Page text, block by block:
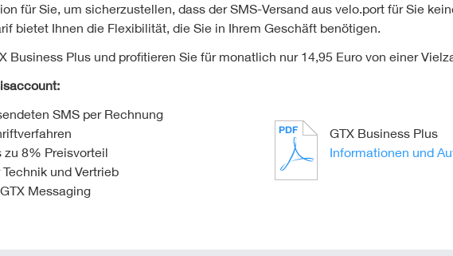
für Sie, um sicherzustellen, dass der SMS-Versand aus velo.port für Sie
bietet Ihnen die Flexibilität, die Sie in Ihrem Geschäft benötigen.
Business Plus und profitieren Sie für monatlich nur 14,95 Euro von einer
SMS per Rechnung
8% Preisvorteil
und Vertrieb
Messaging
GTX Business Plus
Informationen und